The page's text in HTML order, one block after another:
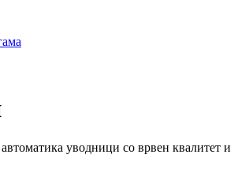
уводници со врвен квалитет и